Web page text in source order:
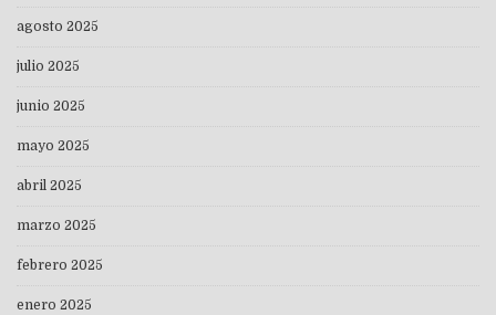
agosto 2025
julio 2025
junio 2025
mayo 2025
abril 2025
marzo 2025
febrero 2025
enero 2025